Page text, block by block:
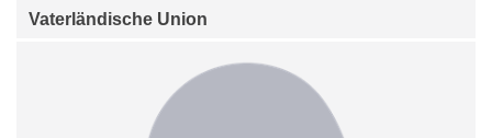
Vaterländische Union